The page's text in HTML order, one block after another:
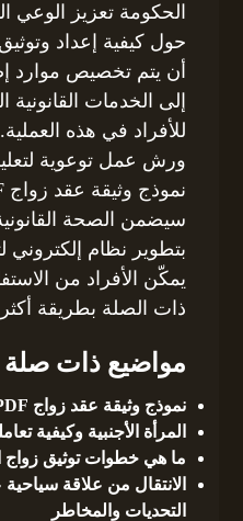
الحكومة تعزيز الوعي
حول كيفية إعداد
أن يتم تخصيص موارد
إلى الخدمات القانونية
للأفراد في هذه
ورش عمل توعوية
سيضمن الصحة
بتطوير نظام
يمكّن الأفراد من
ذات الصلة بطريقة
مواضيع ذات صلة
نموذج وثيقة عقد زواج PDF في سان مارينو
المرأة الأجنبية وكيفية
ما هي خطوات توثيق زواج
الانتقال من علاقة
التحديات والمخاطر